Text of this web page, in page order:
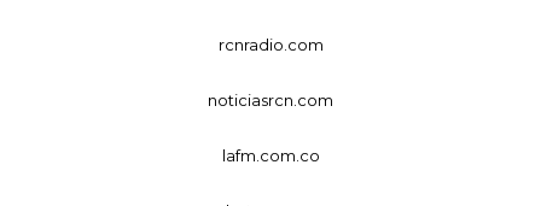
rcnradio.com
noticiasrcn.com
lafm.com.co